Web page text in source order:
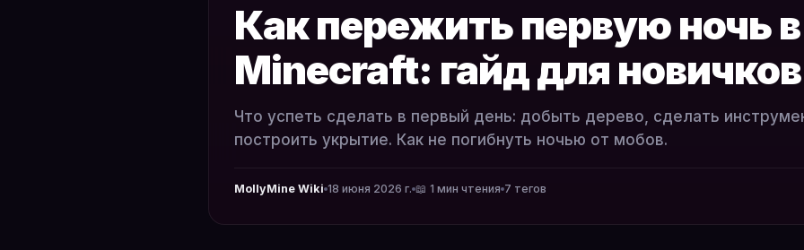
Как пережить первую ночь в
Minecraft: гайд для новичков
Что успеть сделать в первый день: добыть дерево, сделать
построить укрытие. Как не погибнуть ночью от мобов.
MollyMine Wiki 18 июня 2026 г. 📖 1 мин чтения 7 тегов